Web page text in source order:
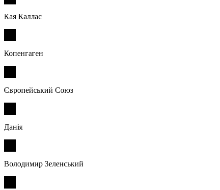
Кая Каллас
Копенгаген
Європейський Союз
Данія
Володимир Зеленський